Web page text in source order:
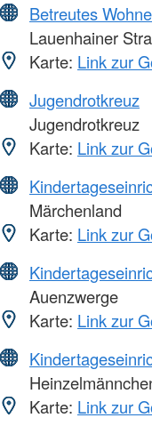
Betreutes
Lauenhainer
Karte: Link zur
Jugendrotkreuz
Jugendrotkreuz
Karte: Link zur
Märchenland
Karte: Link zur
Auenzwerge
Karte: Link zur
Karte: Link zur